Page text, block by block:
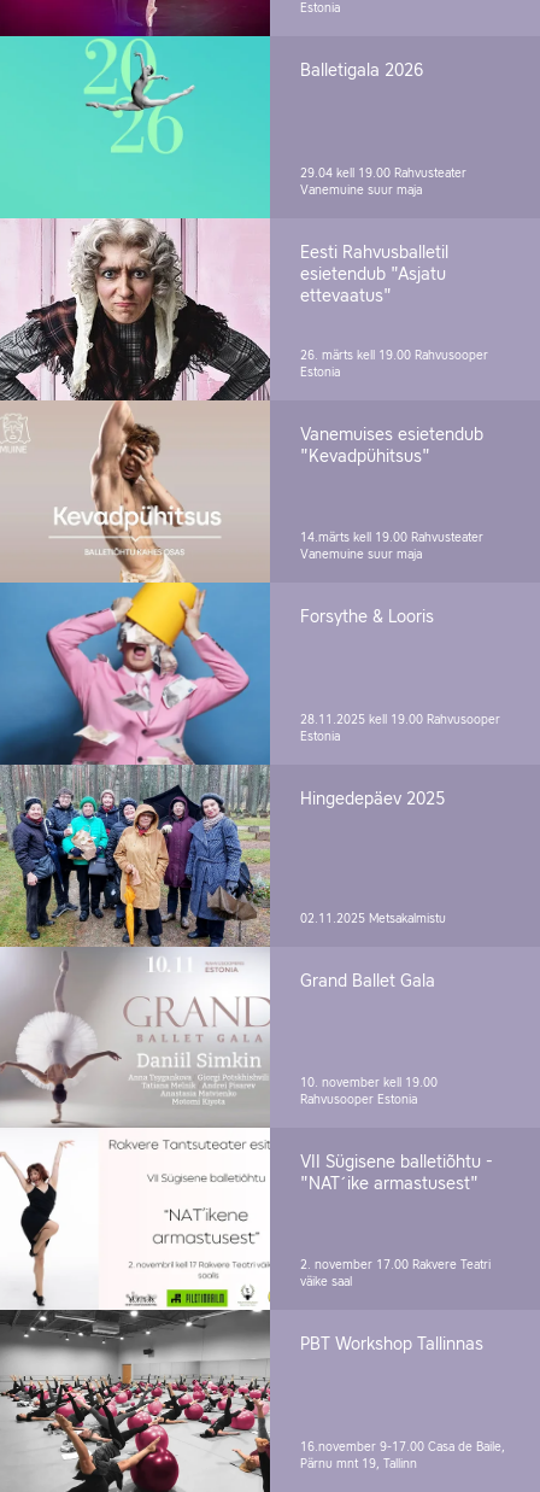
Estonia
Balletigala 2026
29.04 kell 19.00 Rahvusteater
Vanemuine suur maja
Eesti Rahvusballetil
esietendub "Asjatu
ettevaatus"
26. märts kell 19.00 Rahvusooper
Estonia
Vanemuises esietendub
"Kevadpühitsus"
14.märts kell 19.00 Rahvusteater
Vanemuine suur maja
Forsythe & Looris
28.11.2025 kell 19.00 Rahvusooper
Estonia
Hingedepäev 2025
02.11.2025 Metsakalmistu
Grand Ballet Gala
10. november kell 19.00
Rahvusooper Estonia
VII Sügisene balletiõhtu -
"NAT´ike armastusest"
2. november 17.00 Rakvere Teatri
väike saal
PBT Workshop Tallinnas
16.november 9-17.00 Casa de Baile,
Pärnu mnt 19, Tallinn